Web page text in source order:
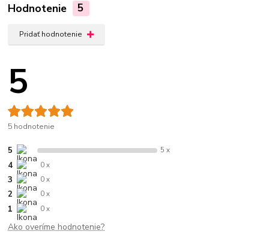
Hodnotenie 5
Pridať hodnotenie
5
5 hodnotenie
5 5 x
4 0 x
3 0 x
2 0 x
1 0 x
Ako overíme hodnotenie?